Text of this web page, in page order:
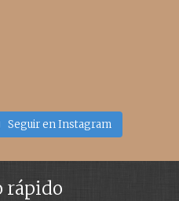
Seguir en Instagram
rápido